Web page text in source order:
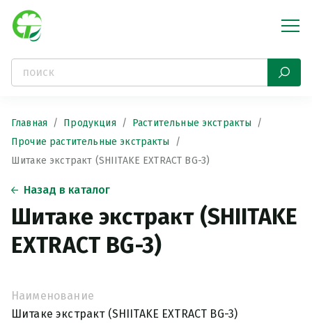
Главная Продукция
Растительные экстракты
Прочие растительные экстракты
Шитаке экстракт (SHIITAKE EXTRACT BG-3)
Назад в каталог
Шитаке экстракт (SHIITAKE
EXTRACT BG-3)
Наименование
Шитаке экстракт (SHIITAKE EXTRACT BG-3)